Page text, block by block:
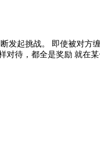
发起挑战。 即使被对
对待，都全是奖励 就在